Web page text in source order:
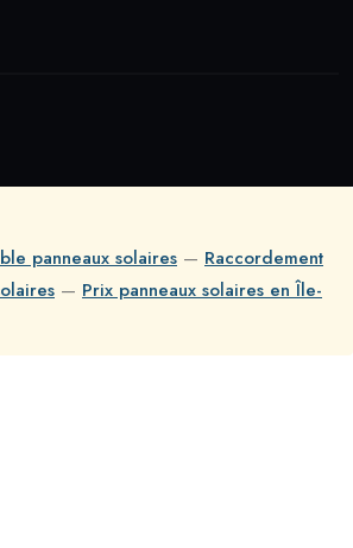
panneaux solaires — Raccordement
— Prix panneaux solaires en Île-